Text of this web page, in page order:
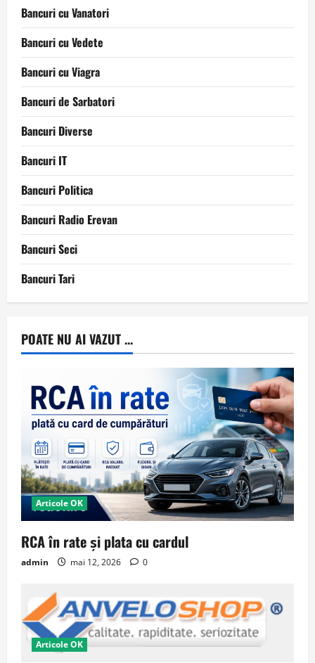
Bancuri cu Vanatori
Bancuri cu Vedete
Bancuri cu Viagra
Bancuri de Sarbatori
Bancuri Diverse
Bancuri IT
Bancuri Politica
Bancuri Radio Erevan
Bancuri Seci
Bancuri Tari
POATE NU AI VAZUT ...
Articole OK
RCA în rate și plata cu cardul
admin mai 12, 2026 0
Articole OK